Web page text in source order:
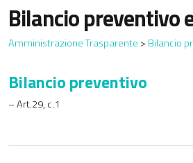
Bilancio preventivo
Amministrazione Trasparente > Bilancio
Bilancio preventivo
– Art.29, c.1